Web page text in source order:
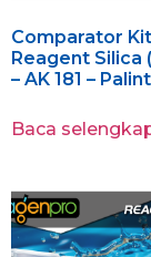
Comparator Kit
Reagent Silica
– AK 181 –
Baca